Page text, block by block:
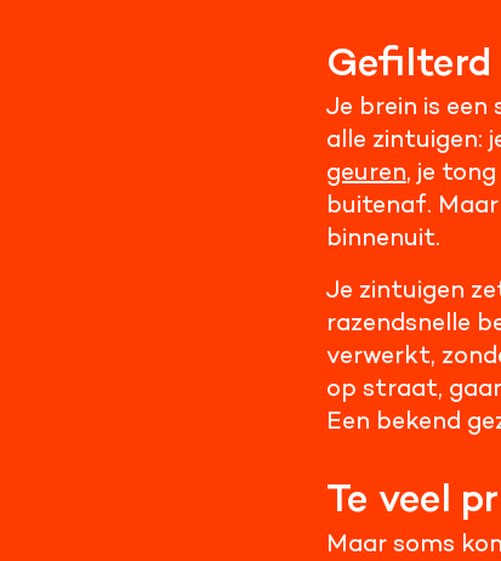
Gefilterd
Je brein is
alle zintuigen:
geuren, je tong
buitenaf.
binnenuit.
Je zintuigen
razendsnelle
verwerkt,
op straat,
Een bekend
Te veel
Maar soms